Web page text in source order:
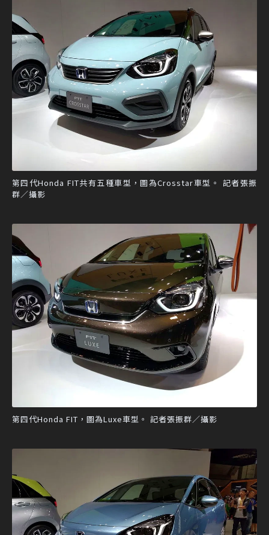
第四代Honda FIT共有五種車型，圖為Crosstar車型。 記者張振
群／攝影
第四代Honda FIT，圖為Luxe車型。 記者張振群／攝影